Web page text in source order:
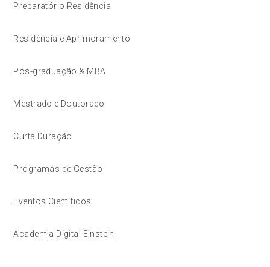
Preparatório Residência
Residência e Aprimoramento
Pós-graduação & MBA
Mestrado e Doutorado
Curta Duração
Programas de Gestão
Eventos Científicos
Academia Digital Einstein